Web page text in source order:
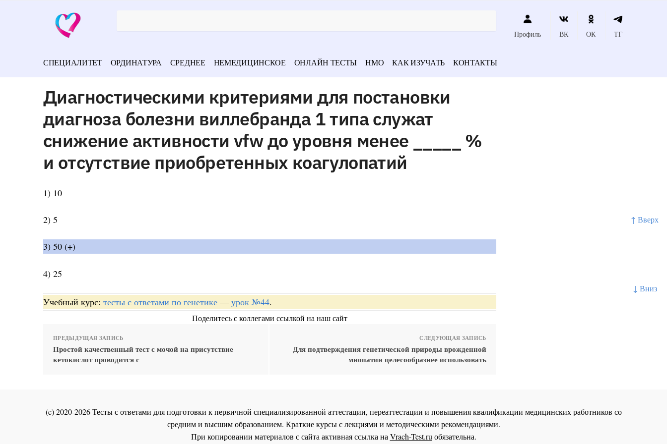
↑ Вверх
↓ Вниз
Профиль ВК ОК ТГ
СПЕЦИАЛИТЕТ ОРДИНАТУРА СРЕДНЕЕ НЕМЕДИЦИНСКОЕ ОНЛАЙН ТЕСТЫ НМО КАК ИЗУЧАТЬ КОНТАКТЫ
Диагностическими критериями для постановки
диагноза болезни виллебранда 1 типа служат
снижение активности vfw до уровня менее _____ %
и отсутствие приобретенных коагулопатий
1) 10
2) 5
3) 50 (+)
4) 25
Учебный курс: тесты с ответами по генетике — урок №44.
Поделитесь с коллегами ссылкой на наш сайт
ПРЕДЫДУЩАЯ ЗАПИСЬ
Простой качественный тест с мочой на присутствие
кетокислот проводится с
СЛЕДУЮЩАЯ ЗАПИСЬ
Для подтверждения генетической природы врожденной
миопатии целесообразнее использовать
(c) 2020-2026 Тесты с ответами для подготовки к первичной специализированной аттестации, переаттестации и повышения квалификации медицинских работников со
средним и высшим образованием. Краткие курсы с лекциями и методическими рекомендациями.
При копировании материалов с сайта активная ссылка наVrach-Test.ruобязательна.